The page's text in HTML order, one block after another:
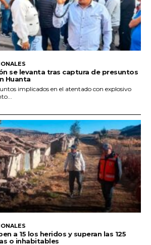
se levanta tras captura de presuntos
Huanta
implicados en el atentado con explosivo
a 15 los heridos y superan las 125
o inhabitables